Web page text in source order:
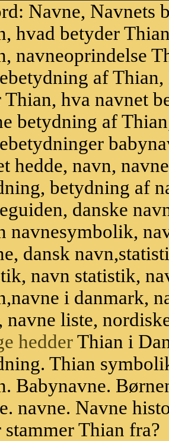
Navne, Navnets
hvad betyder
navneoprindelse
af
Thian, hva navnet
betydning af
hedde, navn,
betydning af
danske
navnesymbolik,
dansk
navn statistik,
i danmark,
navne liste,
hedderThian i
Thian
Babynavne.
navne. Navne
Thian fra?